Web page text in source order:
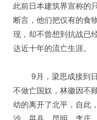
此前日本建筑界宣称的
断言，他们把仅有的食
现，却不曾想到抗战已
达近十年的流亡生涯。
9月，梁思成接到日
不做亡国奴，林徽因不
幼的离开了北平，自此